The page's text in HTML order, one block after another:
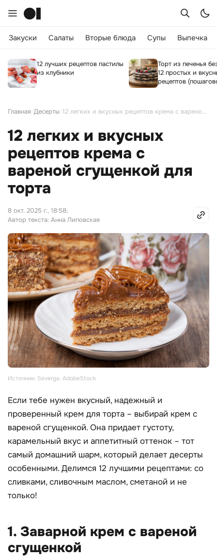
Закуски Салаты Вторые блюда Супы Выпечка
12 лучших рецептов пастилы
из клубники
Торт из печенья
12 простых и
рецептов
Главная Десерты 12 легких и вкусных рецептов крема с вареной сгущенкой для торта
12 легких и вкусных
рецептов крема с
вареной сгущенкой для
торта
8 окт. 2025 г., 18:58;
Автор текста: Анна Липовская
Источник: Severga, AdobeStock
Если тебе нужен вкусный, надежный и
проверенный крем для торта – выбирай крем с
вареной сгущенкой. Она придает густоту,
карамельный вкус и аппетитный оттенок – тот
самый домашний шарм, который делает десерты
особенными. Делимся 12 лучшими рецептами: со
сливками, сливочным маслом, сметаной и не
только!
1. Заварной крем с вареной
сгущенкой